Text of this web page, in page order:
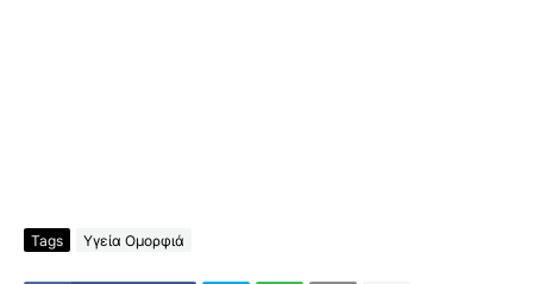
Tags Υγεία Ομορφιά